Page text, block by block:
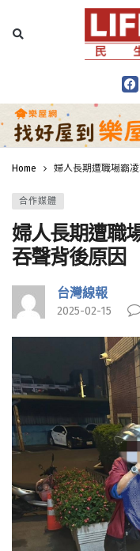
Home 婦人長期遭職場霸
合作媒體
婦人長期遭職
吞聲背後原因
台灣線報
2025-02-15